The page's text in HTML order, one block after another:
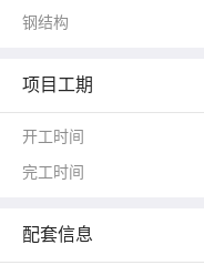
钢结构
项目工期
开工时间
完工时间
配套信息